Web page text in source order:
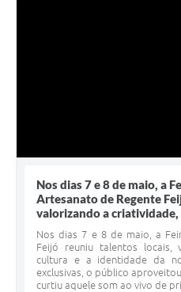
Nos dias 7 e 8 de maio, a
Artesanato de Regente
valorizando a criatividade,
Nos dias 7 e 8 de maio, a
Feijó reuniu talentos locais,
cultura e a identidade da
exclusivas, o público
curtiu aquele som ao vivo de